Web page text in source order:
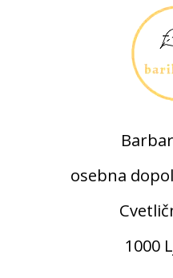
osebna
1000